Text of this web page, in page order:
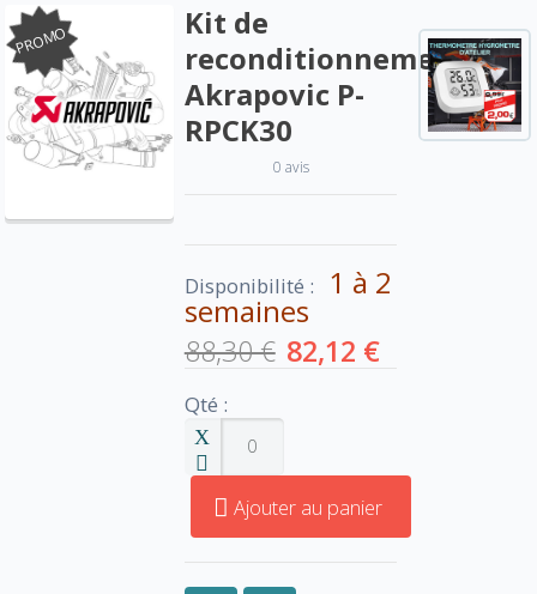
PROMO
Kit de
reconditionnement
Akrapovic P-
RPCK30
0 avis
Disponibilité : 1 à 2
semaines
88,30 € 82,12 €
Qté :
Ajouter au panier